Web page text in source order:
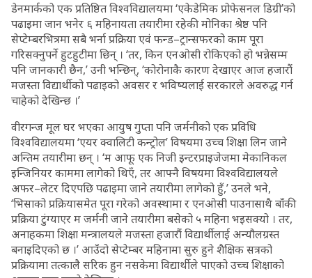
डेनमार्कको एक प्रतिष्ठित विश्वविद्यालयमा ‘एकेडेमिक प्रोफेसनल डिग्री’को
पढाइमा जान भनेर ६ महिनायता तयारीमा रहेकी मोनिका श्रेष्ठ पनि
सेप्टेम्बरभित्रमा सबै भर्ना प्रक्रिया एवं फन्ड–ट्रान्सफरको काम पूरा
गरिसक्नुपर्ने हुटहुटीमा छिन् । ‘तर, किन एनओसी रोकिएको हो भन्नेसम्म
पनि जानकारी छैन,’ उनी भन्छिन्, ‘कोरोनाकै कारण देखाएर आज हजारौं
मजस्ता विद्यार्थीको पढाइको अवसर र भविष्यलाई सरकारले अवरुद्ध गर्न
चाहेको देखिन्छ ।’
वीरगन्ज मूल घर भएका आयुष गुप्ता पनि जर्मनीको एक प्रविधि
विश्वविद्यालयमा ‘एयर क्वालिटी कन्ट्रोल’ विषयमा उच्च शिक्षा लिन जाने
अन्तिम तयारीमा छन् । ‘म आफू एक निजी इन्टरप्राइजेजमा मेकानिकल
इन्जिनियर काममा लागेको थिएँ, तर आफ्नै विषयमा विश्वविद्यालयले
अफर–लेटर दिएपछि पढाइमा जाने तयारीमा लागेको हुँ,’ उनले भने,
‘भिसाको प्रक्रियासमेत पूरा गरेको अवस्थामा र एनओसी पाउनासाथै बाँकी
प्रक्रिया टुंग्याएर म जर्मनी जाने तयारीमा बसेको ५ महिना भइसक्यो । तर,
अनाहकमा शिक्षा मन्त्रालयले मजस्ता हजारौं विद्यार्थीलाई अन्यौलग्रस्त
बनाइदिएको छ ।’ आउँदो सेप्टेम्बर महिनामा सुरु हुने शैक्षिक सत्रको
प्रक्रियामा तत्कालै सरिक हुन नसकेमा विद्यार्थीले पाएको उच्च शिक्षाको